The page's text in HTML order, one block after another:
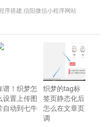
序搭建,信阳微信小程序网站
谱！织梦怎
设置上传图
自动到七牛
织梦的tag标
签页静态化后
怎么在文章页
调